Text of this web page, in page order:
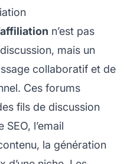
n’est pas
mais un
collaboratif et de
Ces forums
fils de discussion
l’email
la génération